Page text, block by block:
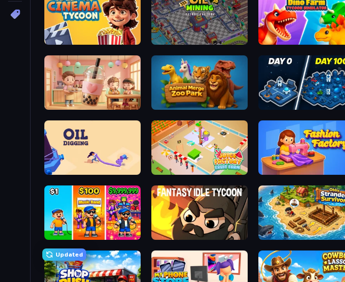
Idle Cinema Tycoon Oil Mining 3D: Petrol Factory
Boba Shop Animal Merge Zoo Park Idle Space Business Tycoon
Oil Digging Juice Factory - Fruit Farm Fashion Factory
Music Band Fantasy Idle Tycoon Obby Stranded Survivor
Updated